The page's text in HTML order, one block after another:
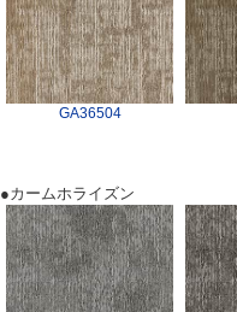
GA36504
●カームホライズン